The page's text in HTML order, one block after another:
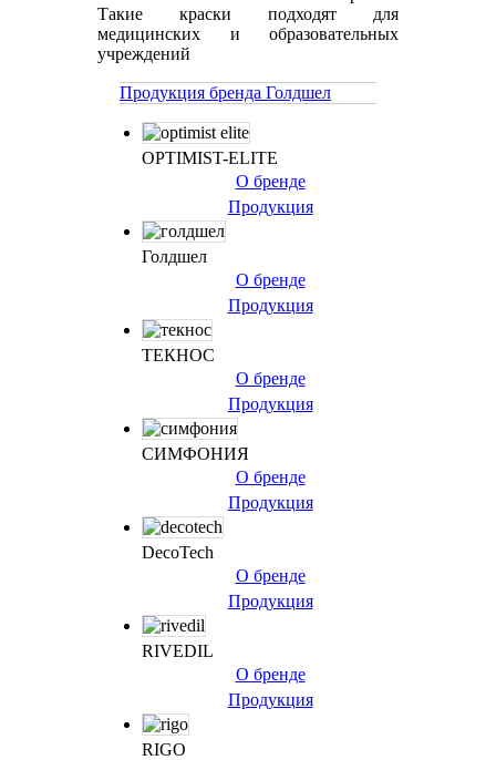
Такие краски подходят для
медицинских и образовательных
учреждений
Продукция бренда Голдшел
OPTIMIST-ELITE
О бренде
Продукция
Голдшел
О бренде
Продукция
ТЕКНОС
О бренде
Продукция
СИМФОНИЯ
О бренде
Продукция
DecoTech
О бренде
Продукция
RIVEDIL
О бренде
Продукция
RIGO